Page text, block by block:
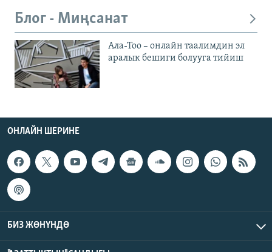
Блог - Миңсанат
Ала-Тоо – онлайн таалимдин эл
аралык бешиги болууга тийиш
ОНЛАЙН ШЕРИНЕ
БИЗ ЖӨНҮНДӨ